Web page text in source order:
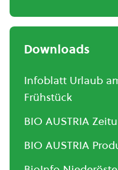
Downloads
Infoblatt Urlaub
Frühstück
BIO AUSTRIA
BIO AUSTRIA